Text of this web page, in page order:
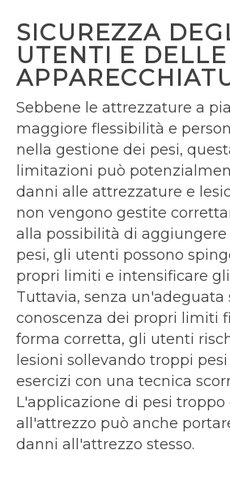
SICUREZZA
UTENTI E DELLE
Sebbene le attrezzature a
maggiore flessibilità e
nella gestione dei pesi,
limitazioni può
danni alle attrezzature e
non vengono gestite
alla possibilità di
pesi, gli utenti possono
propri limiti e intensificare
Tuttavia, senza un'adeguata
conoscenza dei propri limiti
forma corretta, gli utenti
lesioni sollevando troppi
esercizi con una tecnica
L'applicazione di pesi troppo
all'attrezzo può anche
danni all'attrezzo stesso.